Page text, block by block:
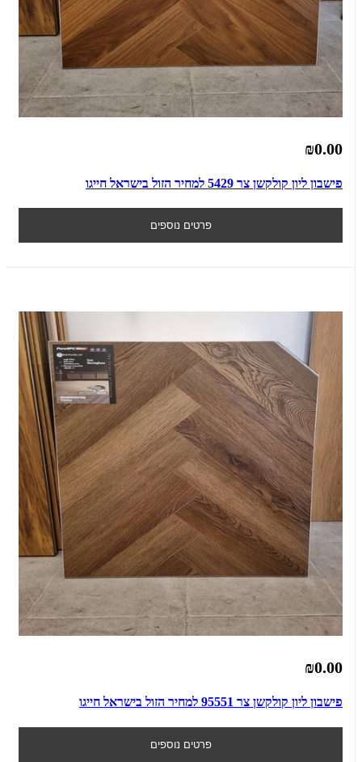
₪0.00
פישבון ליון קולקשן צר 5429 למחיר הזול בישראל חייגו
פרטים נוספים
₪0.00
פישבון ליון קולקשן צר 95551 למחיר הזול בישראל חייגו
פרטים נוספים